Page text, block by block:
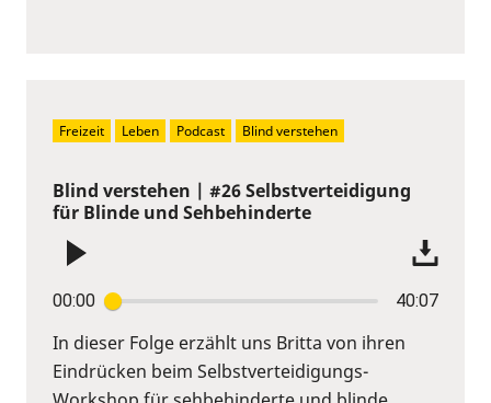
Blind verstehen | #26 Selbstverteidigung
für Blinde und Sehbehinderte
00:00 40:07
In dieser Folge erzählt uns Britta von ihren
Eindrücken beim Selbstverteidigungs-
Freizeit Leben Podcast Blind verstehen